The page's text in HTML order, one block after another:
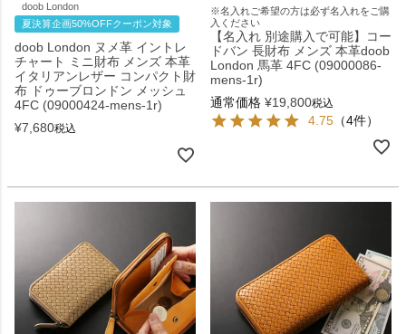
doob London
夏決算企画50%OFFクーポン対象
doob London ヌメ革 イントレ
チャート ミニ財布 メンズ 本革
イタリアンレザー コンパクト財
布 ドゥーブロンドン メッシュ
4FC (09000424-mens-1r)
¥7,680税込
※名入れご希望の方は必ず名入れをご購
入ください
【名入れ 別途購入で可能】コー
ドバン 長財布 メンズ 本革doob
London 馬革 4FC (09000086-
mens-1r)
通常価格 ¥19,800税込
4.75 （4件）